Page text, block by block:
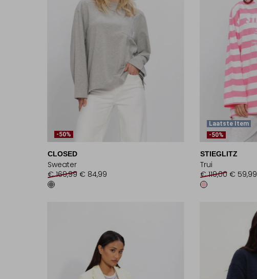
-50%
CLOSED
Sweater
€ 169,99 € 84,99
Laatste Item
-50%
STIEGLITZ
Trui
€ 119,00 € 59,99